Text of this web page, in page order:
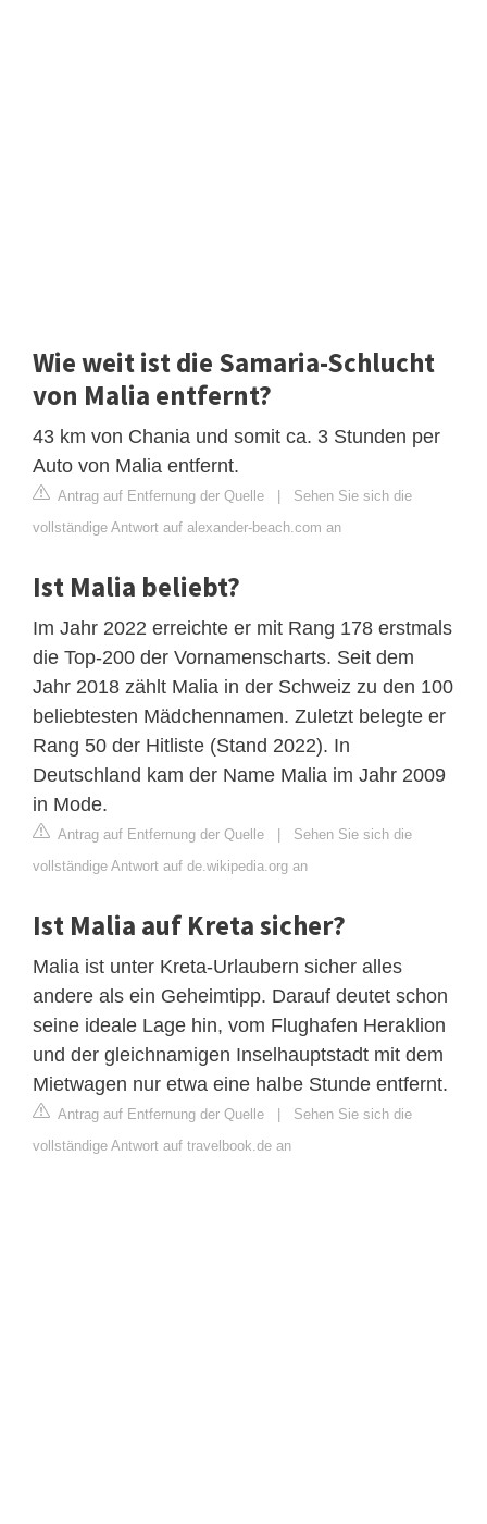
Wie weit ist die Samaria-Schlucht
von Malia entfernt?
43 km von Chania und somit ca. 3 Stunden per
Auto von Malia entfernt.
Antrag auf Entfernung der Quelle | Sehen Sie sich die
vollständige Antwort auf alexander-beach.com an
Ist Malia beliebt?
Im Jahr 2022 erreichte er mit Rang 178 erstmals
die Top-200 der Vornamenscharts. Seit dem
Jahr 2018 zählt Malia in der Schweiz zu den 100
beliebtesten Mädchennamen. Zuletzt belegte er
Rang 50 der Hitliste (Stand 2022). In
Deutschland kam der Name Malia im Jahr 2009
in Mode.
Antrag auf Entfernung der Quelle | Sehen Sie sich die
vollständige Antwort auf de.wikipedia.org an
Ist Malia auf Kreta sicher?
Malia ist unter Kreta-Urlaubern sicher alles
andere als ein Geheimtipp. Darauf deutet schon
seine ideale Lage hin, vom Flughafen Heraklion
und der gleichnamigen Inselhauptstadt mit dem
Mietwagen nur etwa eine halbe Stunde entfernt.
Antrag auf Entfernung der Quelle | Sehen Sie sich die
vollständige Antwort auf travelbook.de an